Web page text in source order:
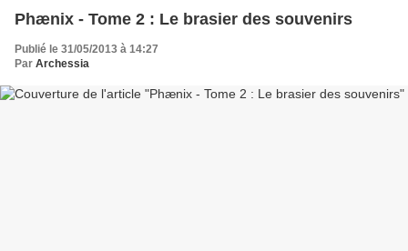
Phænix - Tome 2 : Le brasier des souvenirs
Publié le 31/05/2013 à 14:27
Par Archessia